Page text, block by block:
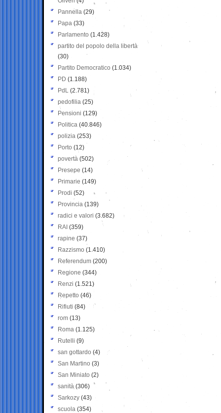
Pannella (29)
Papa (33)
Parlamento (1.428)
partito del popolo della libertà
(30)
Partito Democratico (1.034)
PD (1.188)
PdL (2.781)
pedofilia (25)
Pensioni (129)
Politica (40.846)
polizia (253)
Porto (12)
povertà (502)
Presepe (14)
Primarie (149)
Prodi (52)
Provincia (139)
radici e valori (3.682)
RAI (359)
rapine (37)
Razzismo (1.410)
Referendum (200)
Regione (344)
Renzi (1.521)
Repetto (46)
Rifiuti (84)
rom (13)
Roma (1.125)
Rutelli (9)
san gottardo (4)
San Martino (3)
San Miniato (2)
sanità (306)
Sarkozy (43)
scuola (354)